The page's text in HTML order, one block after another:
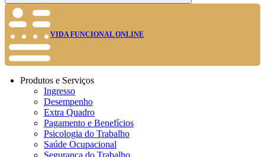
Buscar
VIDA FUNCIONAL ONLINE
Produtos e Serviços
Ingresso
Desempenho
Extra Quadro
Pagamento e Benefícios
Psicologia do Trabalho
Saúde Ocupacional
Segurança do Trabalho